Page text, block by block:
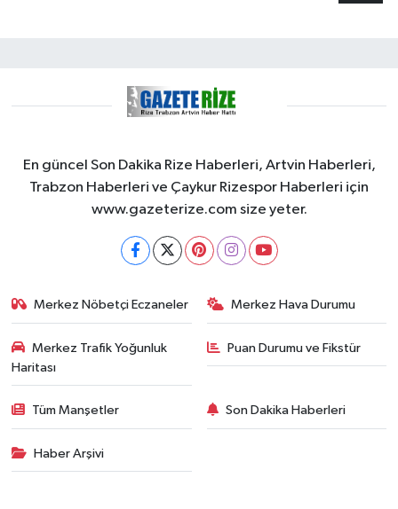
En güncel Son Dakika Rize Haberleri, Artvin Haberleri,
Trabzon Haberleri ve Çaykur Rizespor Haberleri için
www.gazeterize.com size yeter.
Merkez Nöbetçi Eczaneler Merkez Hava Durumu
Merkez Trafik Yoğunluk
Haritası
Puan Durumu ve Fikstür
Tüm Manşetler Son Dakika Haberleri
Haber Arşivi